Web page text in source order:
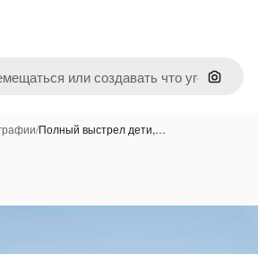
Поиск
/Полный выстрел дети,…